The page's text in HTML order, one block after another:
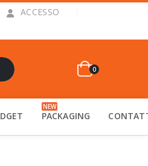
ACCESSO
0
NEW
PACKAGING